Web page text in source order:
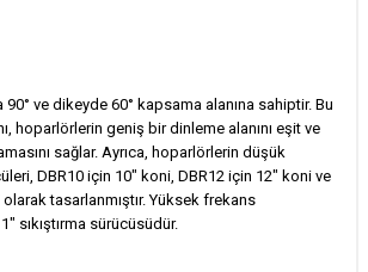
ve dikeyde 60° kapsama alanına sahiptir. Bu
hoparlörlerin geniş bir dinleme alanını eşit ve
sağlar. Ayrıca, hoparlörlerin düşük
DBR10 için 10" koni, DBR12 için 12" koni ve
tasarlanmıştır. Yüksek frekans
sıkıştırma sürücüsüdür.